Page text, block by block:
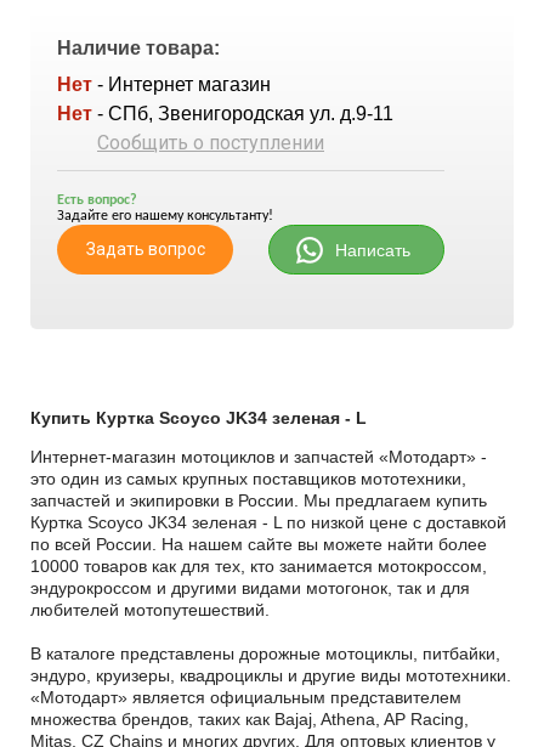
Наличие товара:
Нет - Интернет магазин
Нет - СПб, Звенигородская ул. д.9-11
Сообщить о поступлении
Есть вопрос?
Задайте его нашему консультанту!
Задать вопрос Написать
Купить Куртка Scoyco JK34 зеленая - L
Интернет-магазин мотоциклов и запчастей «Мотодарт» -
это один из самых крупных поставщиков мототехники,
запчастей и экипировки в России. Мы предлагаем купить
Куртка Scoyco JK34 зеленая - L по низкой цене с доставкой
по всей России. На нашем сайте вы можете найти более
10000 товаров как для тех, кто занимается мотокроссом,
эндурокроссом и другими видами мотогонок, так и для
любителей мотопутешествий.
В каталоге представлены дорожные мотоциклы, питбайки,
эндуро, круизеры, квадроциклы и другие виды мототехники.
«Мотодарт» является официальным представителем
множества брендов, таких как Bajaj, Athena, AP Racing,
Mitas, CZ Chains и многих других. Для оптовых клиентов у